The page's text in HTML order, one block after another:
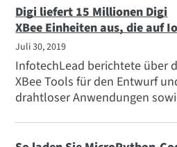
Anwendungen.
Digi liefert 15 Millionen Digi
XBee Einheiten aus, die auf
Juli 30, 2019
InfotechLead berichtete über
XBee Tools für den Entwurf
drahtloser Anwendungen